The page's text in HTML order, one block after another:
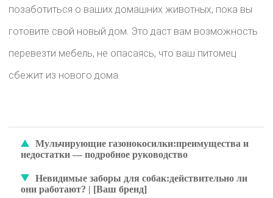
позаботиться о ваших домашних животных, пока вы
готовите свой новый дом. Это даст вам возможность
перевезти мебель, не опасаясь, что ваш питомец
сбежит из нового дома.
Мульчирующие газонокосилки:преимущества и
недостатки — подробное руководство
Невидимые заборы для собак:действительно ли
они работают? | [Ваш бренд]